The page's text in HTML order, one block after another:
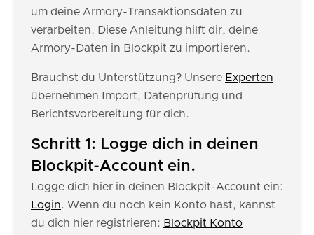
um deine Armory-Transaktionsdaten zu
verarbeiten. Diese Anleitung hilft dir, deine
Armory-Daten in Blockpit zu importieren.
Brauchst du Unterstützung? Unsere Experten
übernehmen Import, Datenprüfung und
Berichtsvorbereitung für dich.
Schritt 1: Logge dich in deinen
Blockpit-Account ein.
Logge dich hier in deinen Blockpit-Account ein:
Login. Wenn du noch kein Konto hast, kannst
du dich hier registrieren: Blockpit Konto